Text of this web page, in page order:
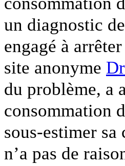
un diagnostic
engagé à
site anonyme
du problème, a
consommation
sous-estimer
n’a pas de